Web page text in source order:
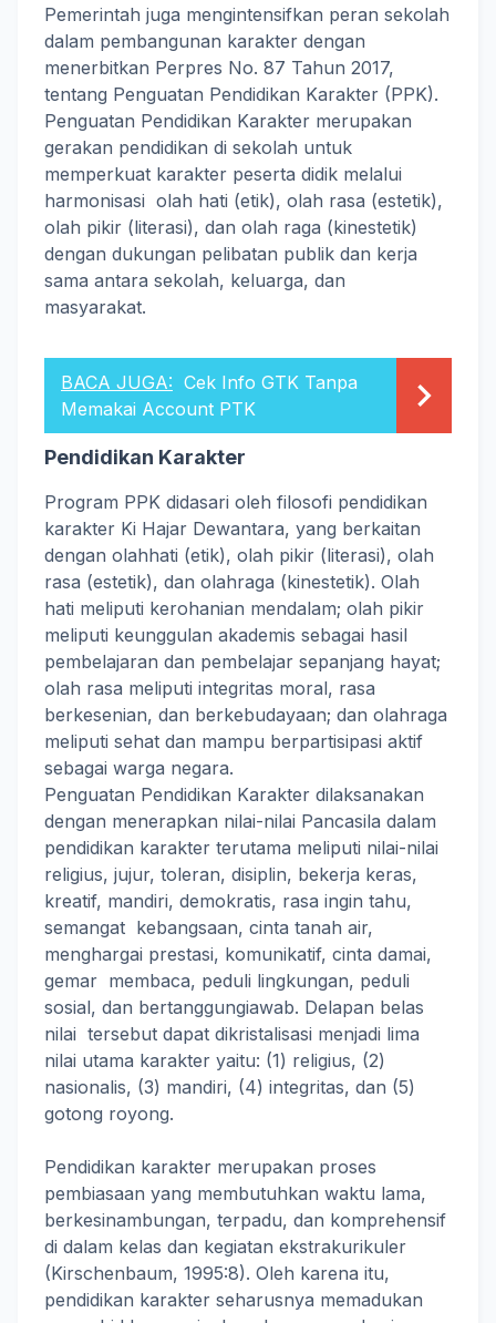
Pemerintah juga mengintensifkan peran sekolah
dalam pembangunan karakter dengan
menerbitkan Perpres No. 87 Tahun 2017,
tentang Penguatan Pendidikan Karakter (PPK).
Penguatan Pendidikan Karakter merupakan
gerakan pendidikan di sekolah untuk
memperkuat karakter peserta didik melalui
harmonisasi olah hati (etik), olah rasa (estetik),
olah pikir (literasi), dan olah raga (kinestetik)
dengan dukungan pelibatan publik dan kerja
sama antara sekolah, keluarga, dan
masyarakat.
BACA JUGA: Cek Info GTK Tanpa
Memakai Account PTK
Pendidikan Karakter
Program PPK didasari oleh filosofi pendidikan
karakter Ki Hajar Dewantara, yang berkaitan
dengan olahhati (etik), olah pikir (literasi), olah
rasa (estetik), dan olahraga (kinestetik). Olah
hati meliputi kerohanian mendalam; olah pikir
meliputi keunggulan akademis sebagai hasil
pembelajaran dan pembelajar sepanjang hayat;
olah rasa meliputi integritas moral, rasa
berkesenian, dan berkebudayaan; dan olahraga
meliputi sehat dan mampu berpartisipasi aktif
sebagai warga negara.
Penguatan Pendidikan Karakter dilaksanakan
dengan menerapkan nilai-nilai Pancasila dalam
pendidikan karakter terutama meliputi nilai-nilai
religius, jujur, toleran, disiplin, bekerja keras,
kreatif, mandiri, demokratis, rasa ingin tahu,
semangat kebangsaan, cinta tanah air,
menghargai prestasi, komunikatif, cinta damai,
gemar membaca, peduli lingkungan, peduli
sosial, dan bertanggungiawab. Delapan belas
nilai tersebut dapat dikristalisasi menjadi lima
nilai utama karakter yaitu: (1) religius, (2)
nasionalis, (3) mandiri, (4) integritas, dan (5)
gotong royong.
Pendidikan karakter merupakan proses
pembiasaan yang membutuhkan waktu lama,
berkesinambungan, terpadu, dan komprehensif
di dalam kelas dan kegiatan ekstrakurikuler
(Kirschenbaum, 1995:8). Oleh karena itu,
pendidikan karakter seharusnya memadukan